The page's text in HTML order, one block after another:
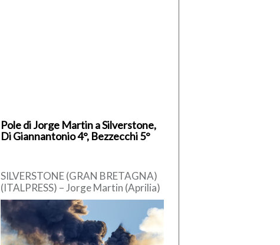
Pole di Jorge Martin a Silverstone,
Di Giannantonio 4°, Bezzecchi 5°
SILVERSTONE (GRAN BRETAGNA)
(ITALPRESS) – Jorge Martin (Aprilia)
in pole position nel Gran Premio di
Gran Bretagna, dodicesimo
appuntamento del […]